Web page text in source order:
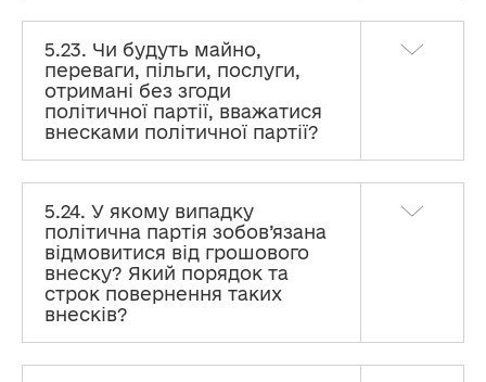
5.23. Чи будуть майно,
переваги, пільги, послуги,
отримані без згоди
політичної партії, вважатися
внесками політичної партії?
5.24. У якому випадку
політична партія зобов’язана
відмовитися від грошового
внеску? Який порядок та
строк повернення таких
внесків?